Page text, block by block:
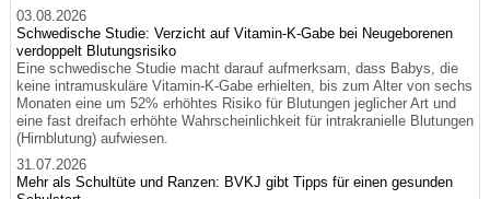
03.08.2026
Schwedische Studie: Verzicht auf Vitamin-K-Gabe bei Neugeborenen
verdoppelt Blutungsrisiko
Eine schwedische Studie macht darauf aufmerksam, dass Babys, die
keine intramuskuläre Vitamin-K-Gabe erhielten, bis zum Alter von sechs
Monaten eine um 52% erhöhtes Risiko für Blutungen jeglicher Art und
eine fast dreifach erhöhte Wahrscheinlichkeit für intrakranielle Blutungen
(Hirnblutung) aufwiesen.
31.07.2026
Mehr als Schultüte und Ranzen: BVKJ gibt Tipps für einen gesunden